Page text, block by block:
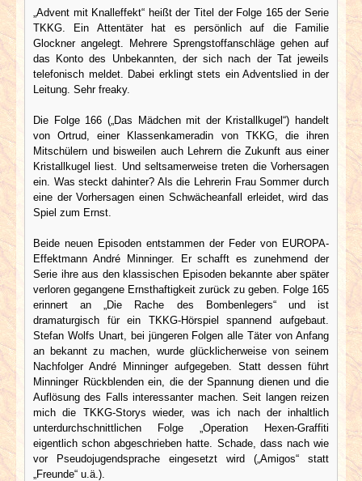
„Advent mit Knalleffekt“ heißt der Titel der Folge 165 der Serie
TKKG. Ein Attentäter hat es persönlich auf die Familie
Glockner angelegt. Mehrere Sprengstoffanschläge gehen auf
das Konto des Unbekannten, der sich nach der Tat jeweils
telefonisch meldet. Dabei erklingt stets ein Adventslied in der
Leitung. Sehr freaky.
Die Folge 166 („Das Mädchen mit der Kristallkugel“) handelt
von Ortrud, einer Klassenkameradin von TKKG, die ihren
Mitschülern und bisweilen auch Lehrern die Zukunft aus einer
Kristallkugel liest. Und seltsamerweise treten die Vorhersagen
ein. Was steckt dahinter? Als die Lehrerin Frau Sommer durch
eine der Vorhersagen einen Schwächeanfall erleidet, wird das
Spiel zum Ernst.
Beide neuen Episoden entstammen der Feder von EUROPA-
Effektmann André Minninger. Er schafft es zunehmend der
Serie ihre aus den klassischen Episoden bekannte aber später
verloren gegangene Ernsthaftigkeit zurück zu geben. Folge 165
erinnert an „Die Rache des Bombenlegers“ und ist
dramaturgisch für ein TKKG-Hörspiel spannend aufgebaut.
Stefan Wolfs Unart, bei jüngeren Folgen alle Täter von Anfang
an bekannt zu machen, wurde glücklicherweise von seinem
Nachfolger André Minninger aufgegeben. Statt dessen führt
Minninger Rückblenden ein, die der Spannung dienen und die
Auflösung des Falls interessanter machen. Seit langen reizen
mich die TKKG-Storys wieder, was ich nach der inhaltlich
unterdurchschnittlichen Folge „Operation Hexen-Graffiti
eigentlich schon abgeschrieben hatte. Schade, dass nach wie
vor Pseudojugendsprache eingesetzt wird („Amigos“ statt
„Freunde“ u.ä.).